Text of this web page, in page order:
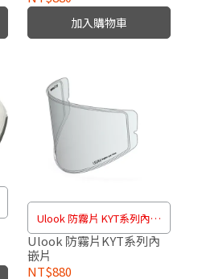
加入購物車
Ulook 防霧片 KYT系列內嵌
片
Ulook 防霧片KYT系列內
嵌片
NT$880